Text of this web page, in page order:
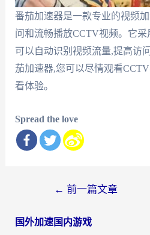
番茄加速器是一款专业的视频
问和流畅播放CCTV视频。它
可以自动识别视频流量,提高访
茄加速器,您可以尽情观看
看体验。
Spread the love
导
← 前一篇文章
国外加速国内游戏